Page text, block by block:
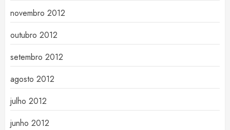
novembro 2012
outubro 2012
setembro 2012
agosto 2012
julho 2012
junho 2012